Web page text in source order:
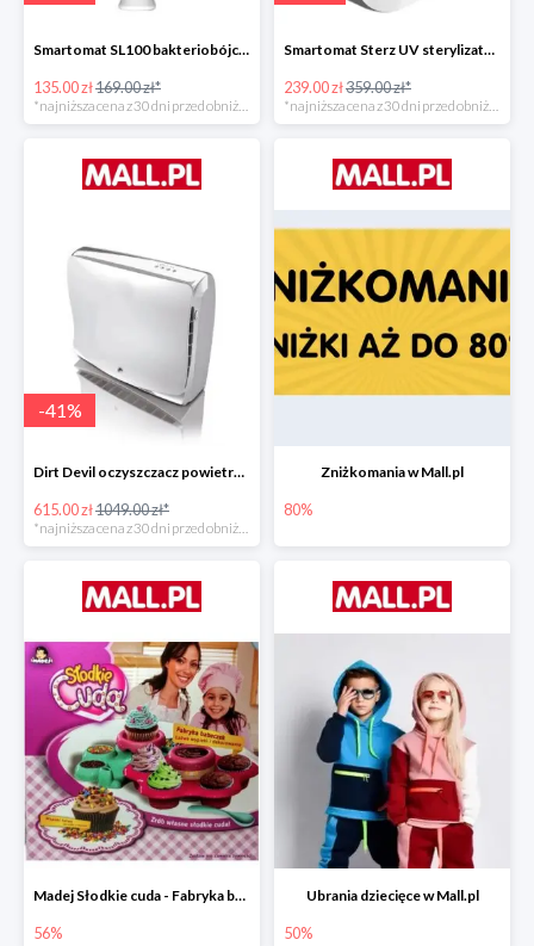
Smartomat SL100 bakteriobójcza lampa UV -20%
135.00 zł169.00 zł*
Smartomat Sterz UV sterylizator -33%
239.00 zł359.00 zł*
-41%
Dirt Devil oczyszczacz powietrza Pureza 350 -41%
615.00 zł1049.00 zł*
*najniższa cena z 30 dni przed obniżką
Zniżkomania w Mall.pl
80%
Madej Słodkie cuda - Fabryka babeczek
56%
Ubrania dziecięce w Mall.pl
50%